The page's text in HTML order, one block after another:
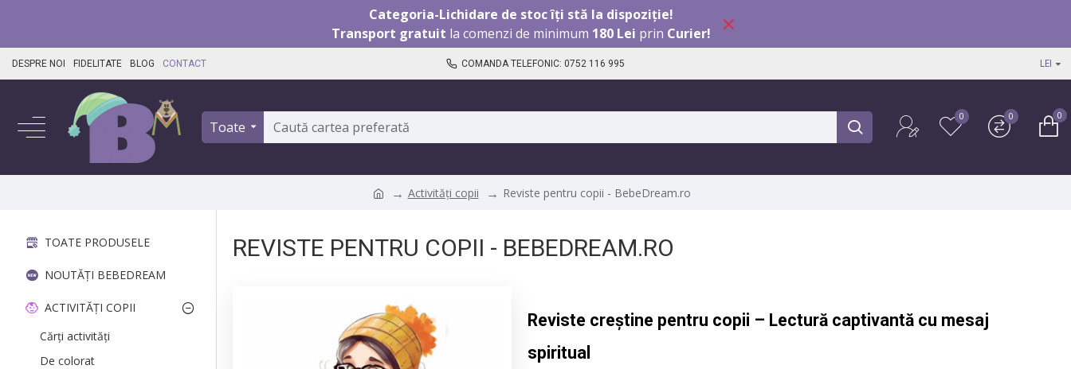
Categoria-Lichidare de stoc îți stă la dispoziție!
Transport gratuit la comenzi de minimum 180 Lei prin Curier!
DESPRE NOI FIDELITATE BLOG CONTACT COMANDA TELEFONIC: 0752 116 995 LEI
Toate
0 0 0
Activități copii Reviste pentru copii - BebeDream.ro
TOATE PRODUSELE
NOUTĂȚI BEBEDREAM
ACTIVITĂȚI COPII
Cărți activități
De colorat
REVISTE PENTRU COPII - BEBEDREAM.RO
Reviste creștine pentru copii – Lectură captivantă cu mesaj
spiritual